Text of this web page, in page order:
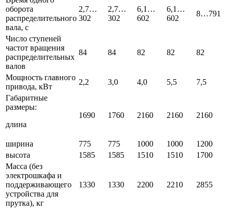
оборота
распределительного
вала, с
2,7…
302
2,7…
302
6,1…
602
6,1…
602
8…791
Число ступеней
частот вращения
распределительных
валов
84 84 82 82 82
Мощность главного
привода, кВт
2,2 3,0 4,0 5,5
7,5
Габаритные
размеры:
длина
1690 1760 2160 2160 2160
ширина 775 775 1000 1000
1200
высота
1585 1585 1510 1510
1700
Масса (без
электрошкафа и
поддерживающего
устройства для
прутка), кг
1330 1330 2200 2210 2855